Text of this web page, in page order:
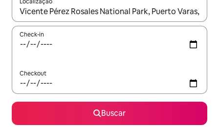
Quando os resultados estiverem disponíveis, explore-os
Check-in
Checkout
Buscar